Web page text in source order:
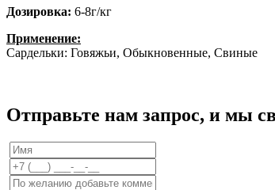
Дозировка: 6-8г/кг
Применение:
Сардельки: Говяжьи, Обыкновенные, Свиные
Отправьте нам запрос, и мы